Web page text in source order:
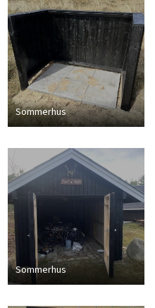
Sommerhus
Sommerhus